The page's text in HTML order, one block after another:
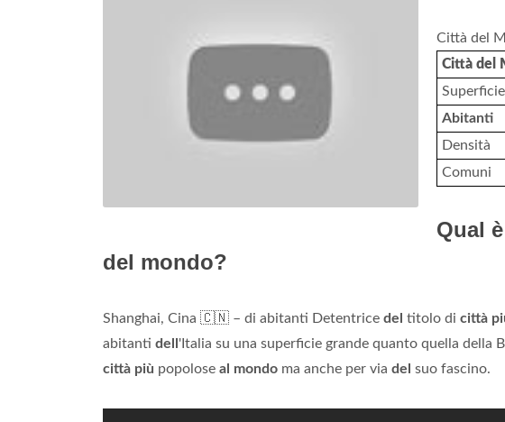
Città del
Città del
Superficie
Abitanti
Densità
Comuni
Qual
del mondo?
Shanghai, Cina 🇨🇳 – di abitanti Detentrice del titolo di città
abitanti dell 'Italia su una superficie grande quanto quella della
città più popolose al mondo ma anche per via del suo fascino.